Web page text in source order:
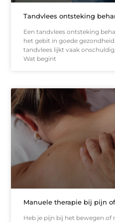
Tandvlees ontsteking
Een tandvlees ontsteking
het gebit in goede
tandvlees lijkt vaak
Wat begint
Manuele therapie bij pijn
Heb je pijn bij het bewegen of